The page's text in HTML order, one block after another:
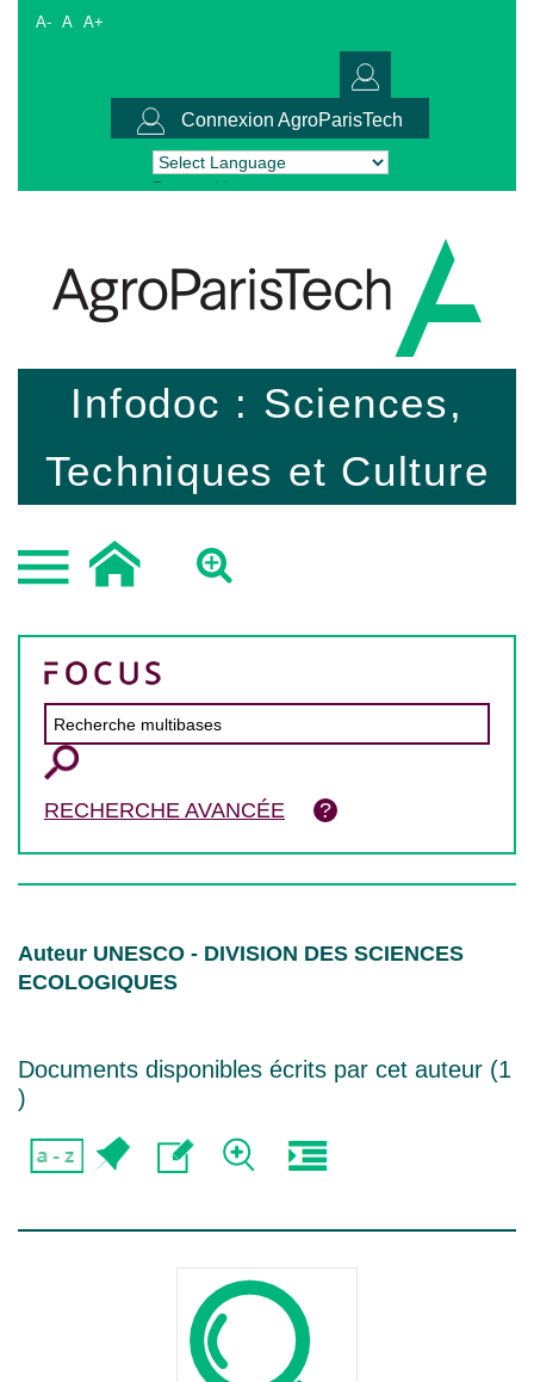
A- A A+
Connexion AgroParisTech
Powered by Translate
Infodoc : Sciences,
Techniques et Culture
RECHERCHE AVANCÉE
Auteur UNESCO - DIVISION DES SCIENCES
ECOLOGIQUES
Documents disponibles écrits par cet auteur (1
)